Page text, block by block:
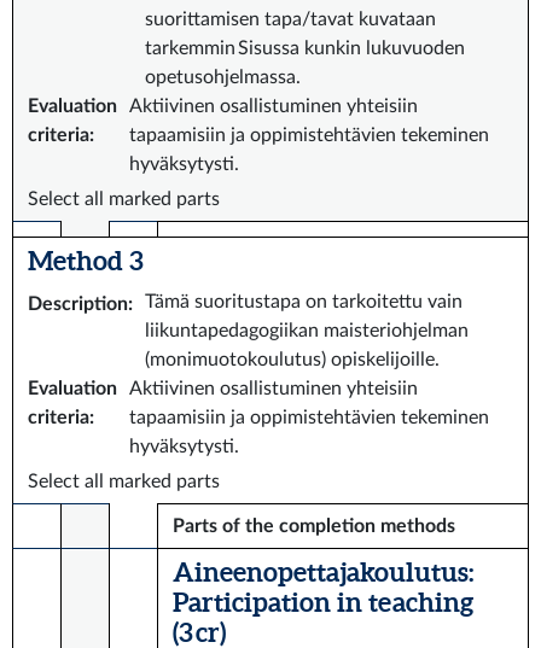
suorittamisen tapa/tavat kuvataan
tarkemmin Sisussa kunkin lukuvuoden
opetusohjelmassa.
Evaluation
criteria:
Aktiivinen osallistuminen yhteisiin
tapaamisiin ja oppimistehtävien tekeminen
hyväksytysti.
Select all marked parts
Method 3
Description:
Tämä suoritustapa on tarkoitettu vain
liikuntapedagogiikan maisteriohjelman
(monimuotokoulutus) opiskelijoille.
Evaluation
criteria:
Aktiivinen osallistuminen yhteisiin
tapaamisiin ja oppimistehtävien tekeminen
hyväksytysti.
Select all marked parts
Parts of the completion methods
Aineenopettajakoulutus:
Participation in teaching
(3 cr)